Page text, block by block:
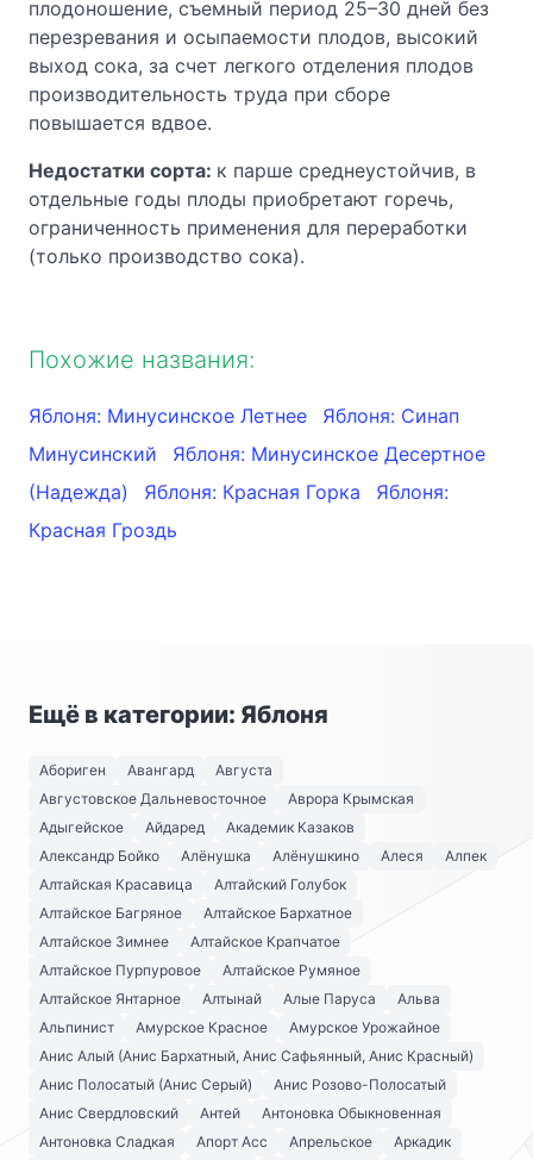
плодоношение, съемный период 25–30 дней без
перезревания и осыпаемости плодов, высокий
выход сока, за счет легкого отделения плодов
производительность труда при сборе
повышается вдвое.
Недостатки сорта: к парше среднеустойчив, в
отдельные годы плоды приобретают горечь,
ограниченность применения для переработки
(только производство сока).
Похожие названия:
Яблоня: Минусинское Летнее
Яблоня: Синап
Минусинский
Яблоня: Минусинское Десертное
(Надежда)
Яблоня: Красная Горка
Яблоня:
Красная Гроздь
Ещё в категории: Яблоня
Абориген Авангард
Августа
Августовское Дальневосточное
Аврора Крымская
Адыгейское
Айдаред
Академик Казаков
Александр Бойко
Алёнушка Алёнушкино Алеся
Алпек
Алтайская Красавица
Алтайский Голубок
Алтайское Багряное
Алтайское Бархатное
Алтайское Зимнее
Алтайское Крапчатое
Алтайское Пурпуровое
Алтайское Румяное
Алтайское Янтарное
Алтынай Алые Паруса
Альва
Альпинист
Амурское Красное
Амурское Урожайное
Анис Алый (Анис Бархатный, Анис Сафьянный, Анис Красный)
Анис Полосатый (Анис Серый)
Анис Розово-Полосатый
Анис Свердловский
Антей
Антоновка Обыкновенная
Антоновка Сладкая
Апорт Асс Апрельское
Аркадик